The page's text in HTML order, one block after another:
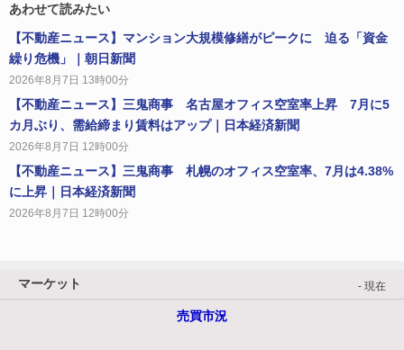
あわせて読みたい
【不動産ニュース】マンション大規模修繕がピークに 迫る「資金
繰り危機」｜朝日新聞
2026年8月7日 13時00分
【不動産ニュース】三鬼商事 名古屋オフィス空室率上昇 7月に5
カ月ぶり、需給締まり賃料はアップ｜日本経済新聞
2026年8月7日 12時00分
【不動産ニュース】三鬼商事 札幌のオフィス空室率、7月は4.38%
に上昇｜日本経済新聞
2026年8月7日 12時00分
マーケット - 現在
売買市況